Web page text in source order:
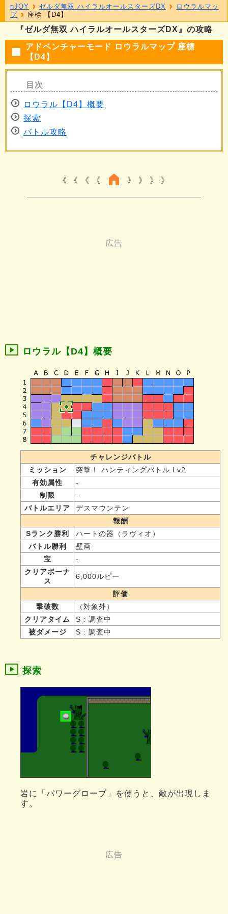
『ゼルダ無双 ハイラルオールスターズDX』の攻略
アドベンチャーモード ロウラルマップ 座標
【D4】
ロウラル【D4】概要
探索
バトル攻略
《 《 《 》 》 》
ロウラル【D4】概要
チャレンジバトル
ミッション
突撃！ ハンティングバトル Lv2
有効属性
-
制限
-
バトルエリア
デスマウンテン
報酬
Sランク勝利
ハートの器（ラヴィオ）
バトル勝利
壁画
宝
-
クリアボーナ
ス
6,000ルピー
評価
撃破数
（対象外）
クリアタイム
S : 調査中
被ダメージ
S : 調査中
探索
岩に「パワーグローブ」を使うと、敵が出現しま
す。
nJOY ゼルダ無双 ハイラルオールスターズDX
ロウラルマッ
プ
座標 【D4】